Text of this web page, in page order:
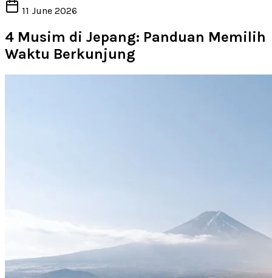
11 June 2026
4 Musim di Jepang: Panduan Memilih
Waktu Berkunjung